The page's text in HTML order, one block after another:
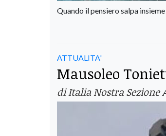
Quando il pensiero salpa
ATTUALITA'
Mausoleo
di Italia Nostra Sezione